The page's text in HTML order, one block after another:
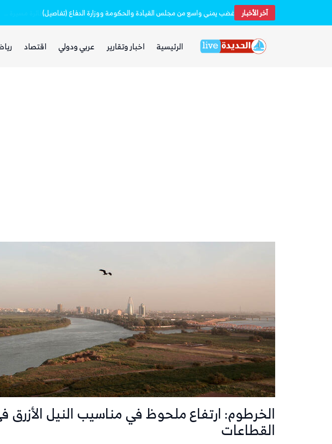
آخر الأخبار غضب يمني واسع من مجلس القيادة والحكومة ووزارة الدفاع (تفاصيل)
الرئيسية اخبار وتقارير عربي ودولي اقتصاد
الخرطوم: ارتفاع ملحوظ في مناسيب النيل
القطاعات